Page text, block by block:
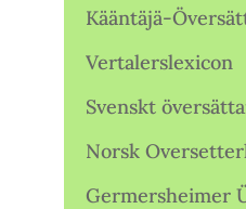
Kääntäjä-
Vertalerslexicon
Svenskt
Norsk
Germersheimer